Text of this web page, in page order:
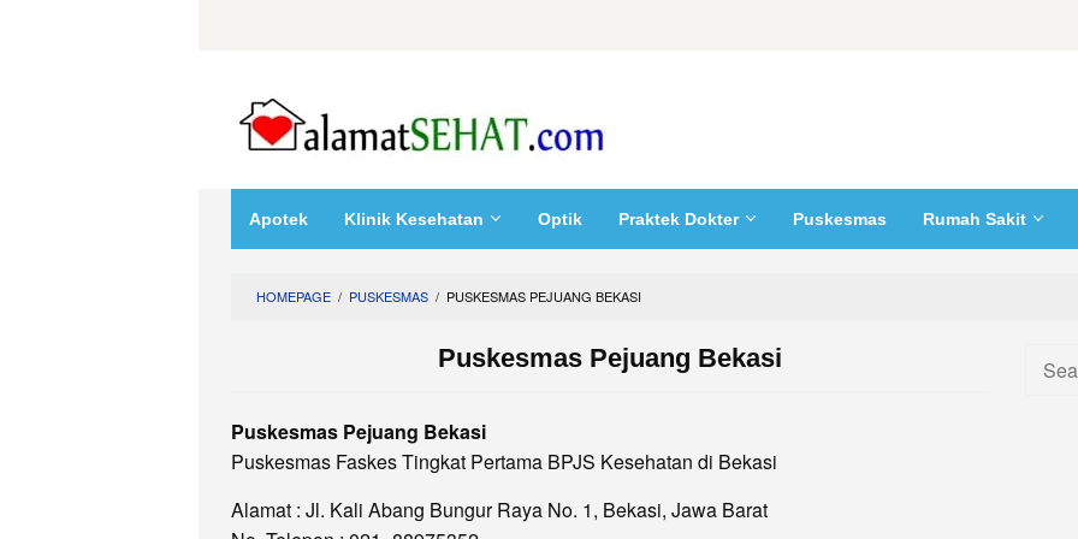
Apotek Klinik Kesehatan Optik Praktek Dokter Puskesmas Rumah Sakit
HOMEPAGE / PUSKESMAS / PUSKESMAS PEJUANG BEKASI
Puskesmas Pejuang Bekasi
Puskesmas Pejuang Bekasi
Puskesmas Faskes Tingkat Pertama BPJS Kesehatan di Bekasi
Alamat : Jl. Kali Abang Bungur Raya No. 1, Bekasi, Jawa Barat